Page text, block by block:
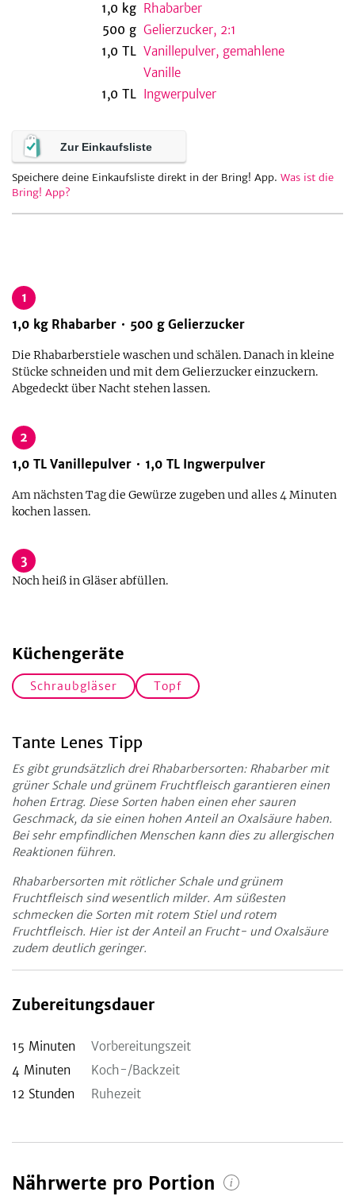
1,0 kg Rhabarber
500 g Gelierzucker, 2:1
1,0 TL Vanillepulver, gemahlene
Vanille
1,0 TL Ingwerpulver
Zur Einkaufsliste
Speichere deine Einkaufsliste direkt in der Bring! App. Was ist die
Bring! App?
1
1,0 kg Rhabarber 500 g Gelierzucker
Die Rhabarberstiele waschen und schälen. Danach in kleine
Stücke schneiden und mit dem Gelierzucker einzuckern.
Abgedeckt über Nacht stehen lassen.
2
1,0 TL Vanillepulver 1,0 TL Ingwerpulver
Am nächsten Tag die Gewürze zugeben und alles 4 Minuten
kochen lassen.
3
Noch heiß in Gläser abfüllen.
Küchengeräte
Schraubgläser Topf
Tante Lenes Tipp
Es gibt grundsätzlich drei Rhabarbersorten: Rhabarber mit
grüner Schale und grünem Fruchtfleisch garantieren einen
hohen Ertrag. Diese Sorten haben einen eher sauren
Geschmack, da sie einen hohen Anteil an Oxalsäure haben.
Bei sehr empfindlichen Menschen kann dies zu allergischen
Reaktionen führen.
Rhabarbersorten mit rötlicher Schale und grünem
Fruchtfleisch sind wesentlich milder. Am süßesten
schmecken die Sorten mit rotem Stiel und rotem
Fruchtfleisch. Hier ist der Anteil an Frucht- und Oxalsäure
zudem deutlich geringer.
Zubereitungsdauer
15 Minuten
Vorbereitungszeit
4 Minuten
Koch-/Backzeit
12 Stunden Ruhezeit
Nährwerte pro Portion